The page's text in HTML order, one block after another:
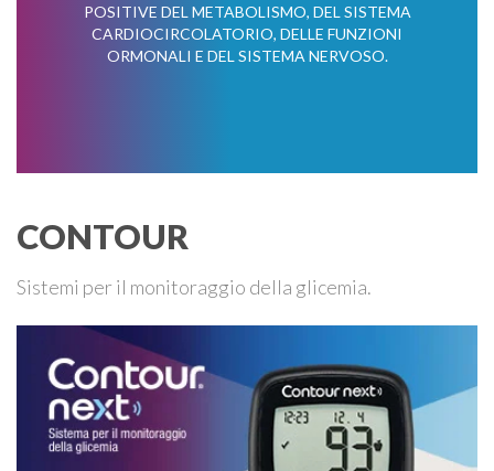
POSITIVE DEL METABOLISMO, DEL SISTEMA
CARDIOCIRCOLATORIO, DELLE FUNZIONI
ORMONALI E DEL SISTEMA NERVOSO.
CONTOUR
Sistemi per il monitoraggio della glicemia.